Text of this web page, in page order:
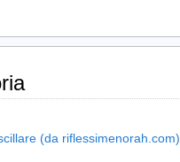
(da riflessimenorah.com)